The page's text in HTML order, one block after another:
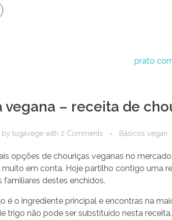
vegana – receita de
by tugavege with 2 Comments Básicos vegan
opções de chouriças veganas no
em conta. Hoje partilho contigo uma
familiares destes enchidos.
é o ingrediente principal e encontras na
trigo não pode ser substituído nesta